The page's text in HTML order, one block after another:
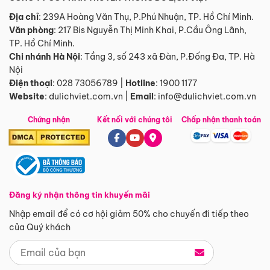
Địa chỉ: 239A Hoàng Văn Thụ, P.Phú Nhuận, TP. Hồ Chí Minh.
Văn phòng: 217 Bis Nguyễn Thị Minh Khai, P.Cầu Ông Lãnh,
TP. Hồ Chí Minh.
Chi nhánh Hà Nội: Tầng 3, số 243 xã Đàn, P.Đống Đa, TP. Hà
Nội
Điện thoại: 028 73056789 Hotline: 1900 1177
Website: dulichviet.com.vn Email: info@dulichviet.com.vn
Chứng nhận
Đăng ký nhận thông tin khuyến mãi
Nhập email để có cơ hội giảm 50% cho chuyến đi tiếp theo
của Quý khách
Kết nối với chúng tôi Chấp nhận thanh toán